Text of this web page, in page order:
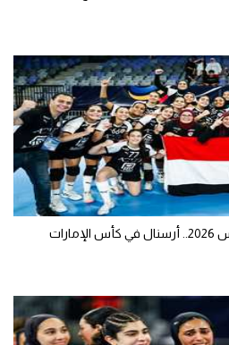
مواعيد مباريات الأحد 9 أغسطس 2026.. أرسنال في كأس الإمارات